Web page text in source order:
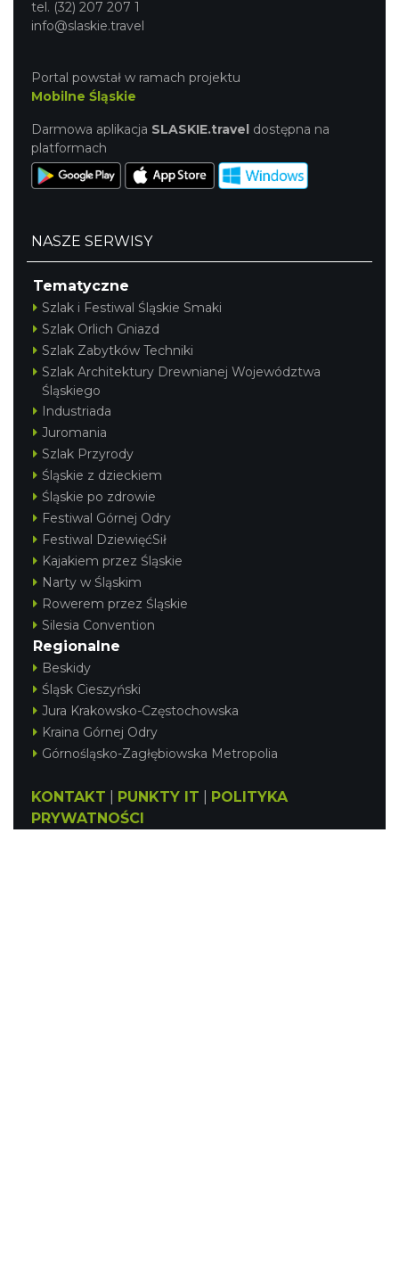
tel. (32) 207 207 1
info@slaskie.travel
Portal powstał w ramach projektu
Mobilne Śląskie
Darmowa aplikacja SLASKIE.travel dostępna na
platformach
NASZE SERWISY
Tematyczne
Szlak i Festiwal Śląskie Smaki
Szlak Orlich Gniazd
Szlak Zabytków Techniki
Szlak Architektury Drewnianej Województwa
Śląskiego
Industriada
Juromania
Szlak Przyrody
Śląskie z dzieckiem
Śląskie po zdrowie
Festiwal Górnej Odry
Festiwal DziewięćSił
Kajakiem przez Śląskie
Narty w Śląskim
Rowerem przez Śląskie
Silesia Convention
Regionalne
Beskidy
Śląsk Cieszyński
Jura Krakowsko-Częstochowska
Kraina Górnej Odry
Górnośląsko-Zagłębiowska Metropolia
KONTAKT PUNKTY IT
POLITYKA
PRYWATNOŚCI